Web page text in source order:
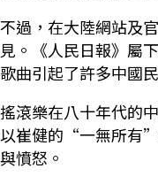
不過，在大陸網站及
見。《人民日報》屬
歌曲引起了許多中國
搖滾樂在八十年代的
以崔健的“一無所有”
與憤怒。